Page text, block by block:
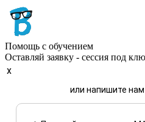
Помощь с обучением
Оставляй заявку - сессия под
x
или напишите